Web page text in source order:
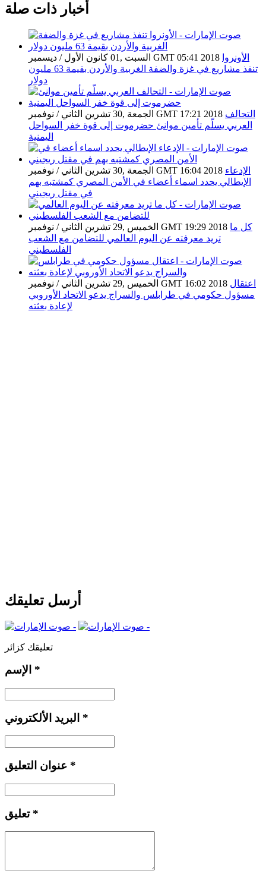
أخبار ذات صلة
السبت ,01 كانون الأول / ديسمبر GMT 05:41 2018 الأونروا
تنفذ مشاريع في غزة والضفة الغربية والأردن بقيمة 63 مليون
دولار
الجمعة ,30 تشرين الثاني / نوفمبر GMT 17:21 2018 التحالف
العربي يسلّم تأمين موانئ حضرموت إلى قوة خفر السواحل
اليمنية
الجمعة ,30 تشرين الثاني / نوفمبر GMT 16:04 2018 الإدعاء
الإيطالي يحدد اسماء أعضاء في الأمن المصري كمشتبه بهم
في مقتل ريجيني
الخميس ,29 تشرين الثاني / نوفمبر GMT 19:29 2018 كل ما
تريد معرفته عن اليوم العالمي للتضامن مع الشعب
الفلسطيني
الخميس ,29 تشرين الثاني / نوفمبر GMT 16:02 2018 اعتقال
مسؤول حكومي في طرابلس والسراج يدعو الاتحاد الأوروبي
لإعادة بعثته
أرسل تعليقك
تعليقك كزائر
*
*
*
تعليق *